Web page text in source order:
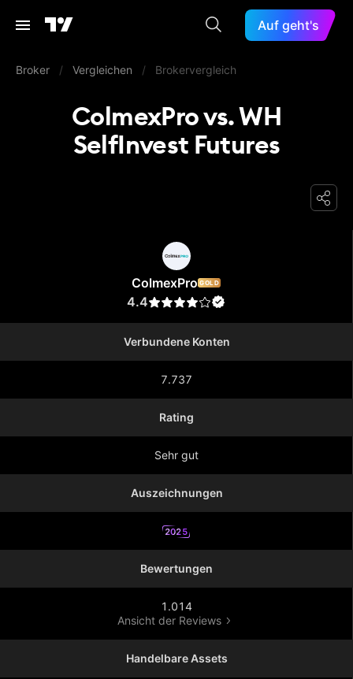
Auf geht's
Broker / Vergleichen / Brokervergleich
ColmexPro vs. WH
SelfInvest Futures
ColmexPro GOLD
4.4
Verbundene Konten
7.737
Rating
Sehr gut
Auszeichnungen
2025
Bewertungen
1.014
Ansicht der Reviews
Handelbare Assets